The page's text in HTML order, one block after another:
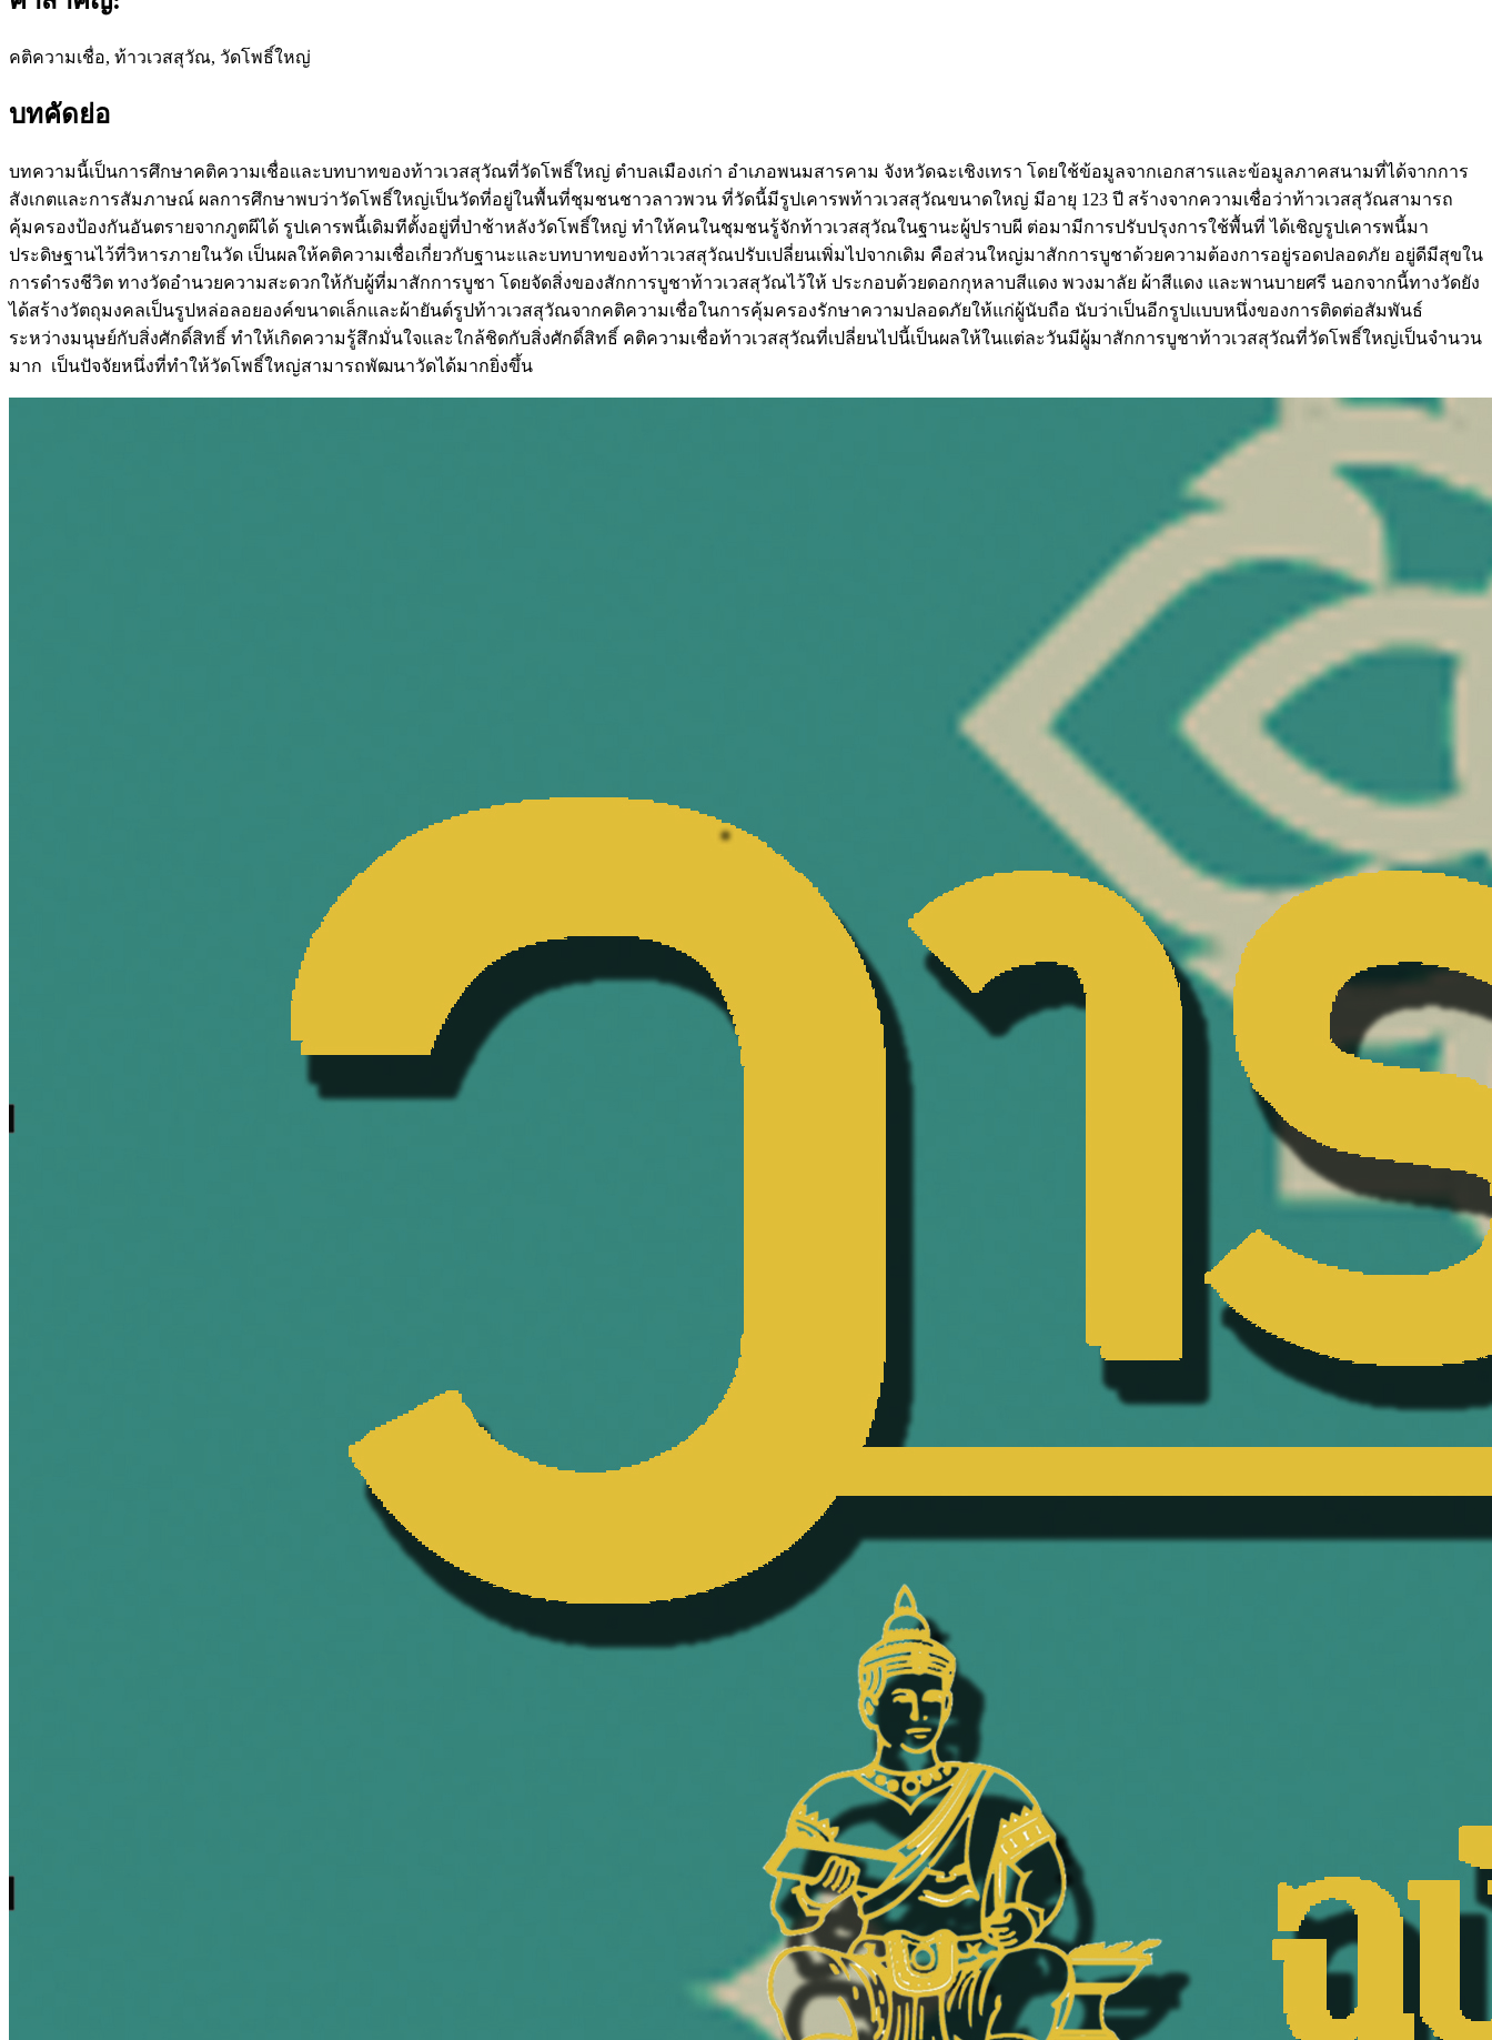
คติความเชื่อ, ท้าวเวสสุวัณ, วัดโพธิ์ใหญ่
บทคัดย่อ
บทความนี้เป็นการศึกษาคติความเชื่อและบทบาทของท้าวเวสสุวัณที่วัดโพธิ์ใหญ่ ตำบลเมืองเก่า อำเภอพนมสารคาม จังหวัดฉะเชิงเทรา โดยใช้ข้อมูลจากเอกสารและข้อมูลภาคสนามที่ได้จากการ
สังเกตและการสัมภาษณ์ ผลการศึกษาพบว่าวัดโพธิ์ใหญ่เป็นวัดที่อยู่ในพื้นที่ชุมชนชาวลาวพวน ที่วัดนี้มีรูปเคารพท้าวเวสสุวัณขนาดใหญ่ มีอายุ 123 ปี สร้างจากความเชื่อว่าท้าวเวสสุวัณสามารถ
คุ้มครองป้องกันอันตรายจากภูตผีได้ รูปเคารพนี้เดิมทีตั้งอยู่ที่ป่าช้าหลังวัดโพธิ์ใหญ่ ทำให้คนในชุมชนรู้จักท้าวเวสสุวัณในฐานะผู้ปราบผี ต่อมามีการปรับปรุงการใช้พื้นที่ ได้เชิญรูปเคารพนี้มา
ประดิษฐานไว้ที่วิหารภายในวัด เป็นผลให้คติความเชื่อเกี่ยวกับฐานะและบทบาทของท้าวเวสสุวัณปรับเปลี่ยนเพิ่มไปจากเดิม คือส่วนใหญ่มาสักการบูชาด้วยความต้องการอยู่รอดปลอดภัย อยู่ดีมีสุขใน
การดำรงชีวิต ทางวัดอำนวยความสะดวกให้กับผู้ที่มาสักการบูชา โดยจัดสิ่งของสักการบูชาท้าวเวสสุวัณไว้ให้ ประกอบด้วยดอกกุหลาบสีแดง พวงมาลัย ผ้าสีแดง และพานบายศรี นอกจากนี้ทางวัดยัง
ได้สร้างวัตถุมงคลเป็นรูปหล่อลอยองค์ขนาดเล็กและผ้ายันต์รูปท้าวเวสสุวัณจากคติความเชื่อในการคุ้มครองรักษาความปลอดภัยให้แก่ผู้นับถือ นับว่าเป็นอีกรูปแบบหนึ่งของการติดต่อสัมพันธ์
ระหว่างมนุษย์กับสิ่งศักดิ์สิทธิ์ ทำให้เกิดความรู้สึกมั่นใจและใกล้ชิดกับสิ่งศักดิ์สิทธิ์ คติความเชื่อท้าวเวสสุวัณที่เปลี่ยนไปนี้เป็นผลให้ในแต่ละวันมีผู้มาสักการบูชาท้าวเวสสุวัณที่วัดโพธิ์ใหญ่เป็นจำนวน
มาก เป็นปัจจัยหนึ่งที่ทำให้วัดโพธิ์ใหญ่สามารถพัฒนาวัดได้มากยิ่งขึ้น